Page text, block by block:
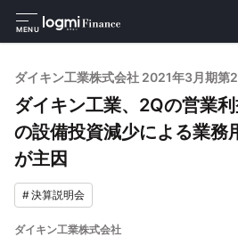
MENU
ダイキン工業株式会社 2021年3月期第
ダイキン工業、2Qの営業
の設備投資減少による業務
が主因
#決算説明会
ダイキン工業株式会社